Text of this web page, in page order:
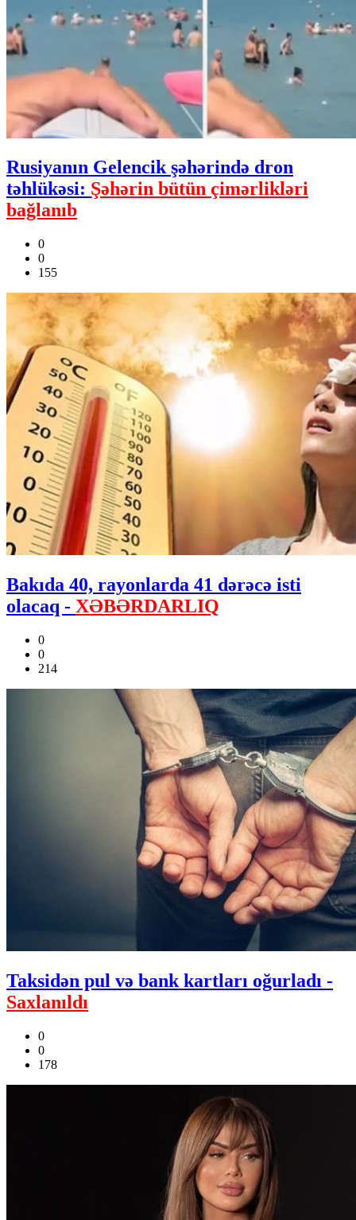
Rusiyanın Gelencik şəhərində dron
təhlükəsi: Şəhərin bütün çimərlikləri
bağlanıb
0
0
155
Bakıda 40, rayonlarda 41 dərəcə isti
olacaq - XƏBƏRDARLIQ
0
0
214
Taksidən pul və bank kartları oğurladı -
Saxlanıldı
0
0
178